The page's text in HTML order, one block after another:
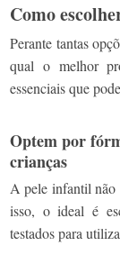
Como
Perante tantas
qual o melhor
essenciais que
Optem por
crianças
A pele infantil não
isso, o ideal é
testados para